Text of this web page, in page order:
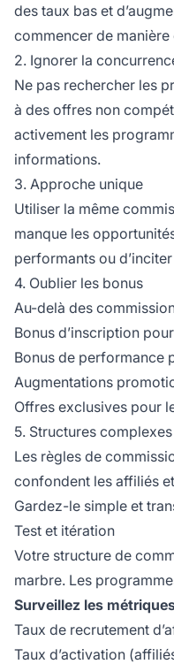
des taux bas et
commencer de
2. Ignorer la
Ne pas rechercher les
à des offres non
activement les
informations.
3. Approche unique
Utiliser la même
manque les
performants ou
4. Oublier les bonus
Au-delà des
Bonus d’inscription
Bonus de performance
Augmentations
Offres exclusives pour
5. Structures complexes
Les règles de
confondent les affiliés
Gardez-le simple et
Test et itération
Votre structure de
marbre. Les
Surveillez les
Taux de recrutement
Taux d’activation